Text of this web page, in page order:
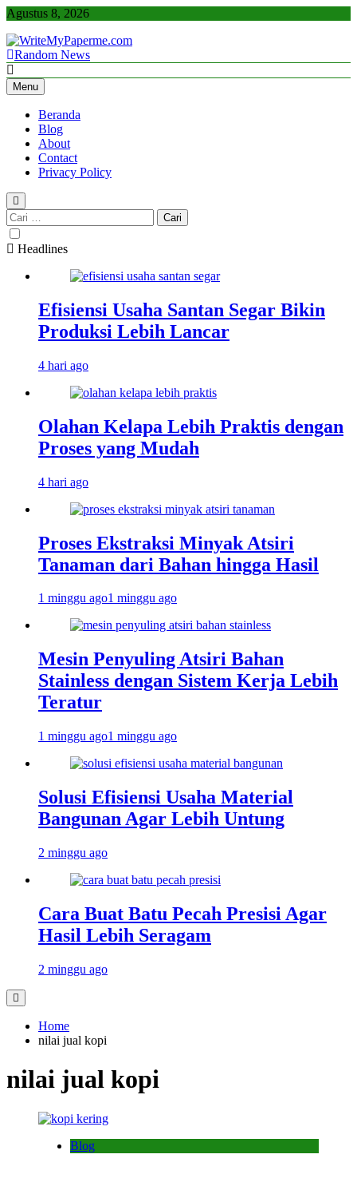
Skip
content
Agustus 8, 2026
WriteMyPaperme.com
Bisnis, Kuliner, Teknologi
Random News
Menu
Beranda
Blog
About
Contact
Privacy Policy
Cari
untuk:
Headlines
Efisiensi Usaha Santan Segar Bikin
Produksi Lebih Lancar
4 hari ago
Olahan Kelapa Lebih Praktis dengan
Proses yang Mudah
4 hari ago
Proses Ekstraksi Minyak Atsiri
Tanaman dari Bahan hingga Hasil
1 minggu ago1 minggu ago
Mesin Penyuling Atsiri Bahan
Stainless dengan Sistem Kerja Lebih
Teratur
1 minggu ago1 minggu ago
Solusi Efisiensi Usaha Material
Bangunan Agar Lebih Untung
2 minggu ago
Cara Buat Batu Pecah Presisi Agar
Hasil Lebih Seragam
2 minggu ago
Home
nilai jual kopi
nilai jual kopi
Blog